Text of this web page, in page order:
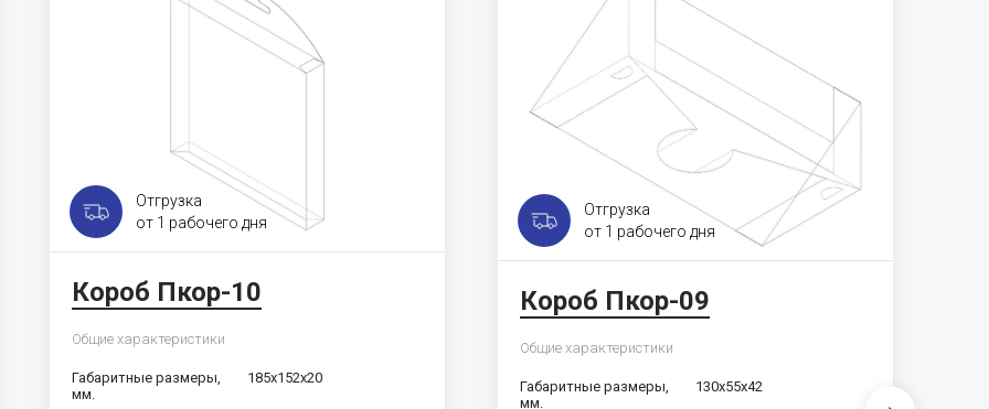
Отгрузка
от 1 рабочего дня
Короб Пкор-10
Общие характеристики
Габаритные размеры,
мм.
185х152х20
Отгрузка
от 1 рабочего дня
Короб Пкор-09
Общие характеристики
Габаритные размеры,
мм.
130х55х42